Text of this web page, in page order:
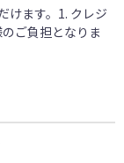
けます。1. クレジ
ご負担となりま